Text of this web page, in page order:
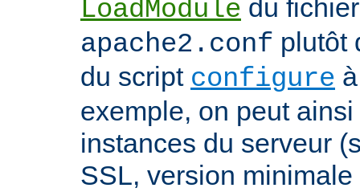
LoadModule du
apache2.conf plutôt
du script configure
exemple, on peut
instances du serveur
SSL, version